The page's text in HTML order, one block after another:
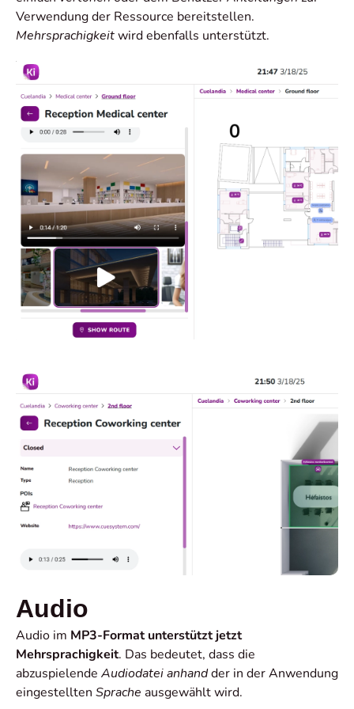
Verwendung der Ressource bereitstellen.
Mehrsprachigkeitwird ebenfalls unterstützt.
Audio
Audio im MP3-Format unterstützt jetzt
Mehrsprachigkeit. Das bedeutet, dass die
abzuspielende Audiodateianhandder in der Anwendung
eingestellten Sprache ausgewählt wird.